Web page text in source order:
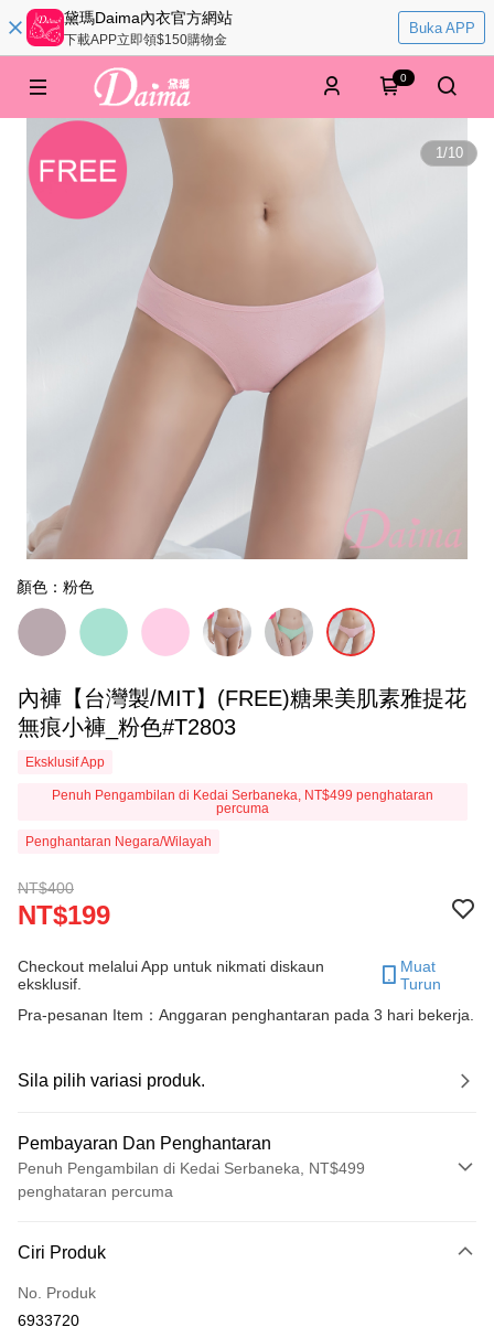
黛瑪Daima內衣官方網站
下載APP立即領$150購物金
Buka APP
0
1/10
顏色：粉色
內褲【台灣製/MIT】(FREE)糖果美肌素雅提花
無痕小褲_粉色#T2803
Eksklusif App
Penuh Pengambilan di Kedai Serbaneka, NT$499 penghataran
percuma
Penghantaran Negara/Wilayah
NT$400
NT$199
Checkout melalui App untuk nikmati diskaun
eksklusif.
Muat
Turun
Pra-pesanan Item：Anggaran penghantaran pada 3 hari bekerja.
Sila pilih variasi produk.
Pembayaran Dan Penghantaran
Penuh Pengambilan di Kedai Serbaneka, NT$499
penghataran percuma
Kad Kredit (Bayaran Penuh)
Pengambilan di Kedai Serbaneka
Ciri Produk
No. Produk
6933720